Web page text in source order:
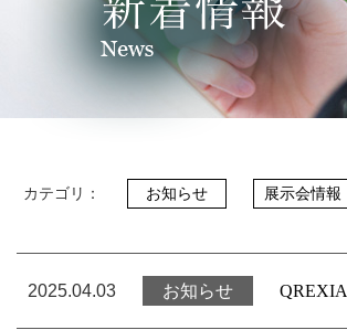
機能紹介
ISO15189支援
お問い合わせ
カテゴリ： お知らせ 展示会情報
2025.04.03 お知らせ QREXIA